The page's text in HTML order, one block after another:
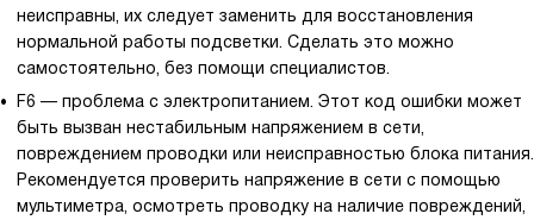
неисправны, их следует заменить для восстановления
нормальной работы подсветки. Сделать это можно
самостоятельно, без помощи специалистов.
F6 — проблема с электропитанием. Этот код ошибки может
быть вызван нестабильным напряжением в сети,
повреждением проводки или неисправностью блока питания.
Рекомендуется проверить напряжение в сети с помощью
мультиметра, осмотреть проводку на наличие повреждений,